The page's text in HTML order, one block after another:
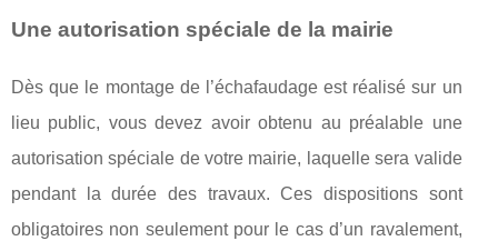
Une autorisation spéciale de la mairie
Dès que le montage de l’échafaudage est réalisé sur un
lieu public, vous devez avoir obtenu au préalable une
autorisation spéciale de votre mairie, laquelle sera valide
pendant la durée des travaux. Ces dispositions sont
obligatoires non seulement pour le cas d’un ravalement,